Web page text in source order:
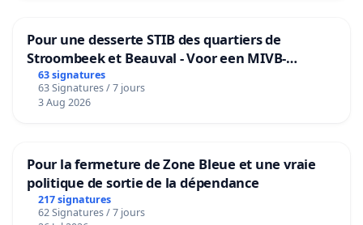
Pour une desserte STIB des quartiers de
Stroombeek et Beauval - Voor een MIVB-
bediening van de wijken Strombeek en Het
Voor
63 signatures
63 Signatures / 7 jours
3 Aug 2026
Pour la fermeture de Zone Bleue et une vraie
politique de sortie de la dépendance
217 signatures
62 Signatures / 7 jours